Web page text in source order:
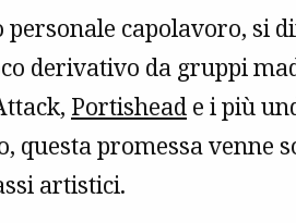
personale capolavoro, si
derivativo da gruppi
Portishead e i più
questa promessa venne
artistici.